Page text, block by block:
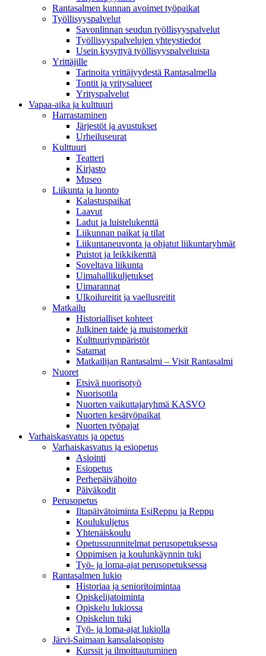
Rantasalmen kunnan avoimet työpaikat
Työllisyyspalvelut
Savonlinnan seudun työllisyyspalvelut
Työllisyyspalvelujen yhteystiedot
Usein kysyttyä työllisyyspalveluista
Yrittäjille
Tarinoita yrittäjyydestä Rantasalmella
Tontit ja yritysalueet
Yrityspalvelut
Vapaa-aika ja kulttuuri
Harrastaminen
Järjestöt ja avustukset
Urheiluseurat
Kulttuuri
Teatteri
Kirjasto
Museo
Liikunta ja luonto
Kalastuspaikat
Laavut
Ladut ja luistelukenttä
Liikunnan paikat ja tilat
Liikuntaneuvonta ja ohjatut liikuntaryhmät
Puistot ja leikkikenttä
Soveltava liikunta
Uimahallikuljetukset
Uimarannat
Ulkoilureitit ja vaellusreitit
Matkailu
Historialliset kohteet
Julkinen taide ja muistomerkit
Kulttuuriympäristöt
Satamat
Matkailijan Rantasalmi – Visit Rantasalmi
Nuoret
Etsivä nuorisotyö
Nuorisotila
Nuorten vaikuttajaryhmä KASVO
Nuorten kesätyöpaikat
Nuorten työpajat
Varhaiskasvatus ja opetus
Varhaiskasvatus ja esiopetus
Asiointi
Esiopetus
Perhepäivähoito
Päiväkodit
Perusopetus
Iltapäivätoiminta EsiReppu ja Reppu
Koulukuljetus
Yhtenäiskoulu
Opetussuunnitelmat perusopetuksessa
Oppimisen ja koulunkäynnin tuki
Työ- ja loma-ajat perusopetuksessa
Rantasalmen lukio
Historiaa ja senioritoimintaa
Opiskelijatoiminta
Opiskelu lukiossa
Opiskelun tuki
Työ- ja loma-ajat lukiolla
Järvi-Saimaan kansalaisopisto
Kurssit ja ilmoittautuminen